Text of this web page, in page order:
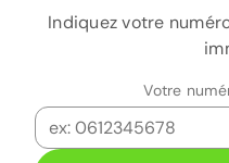
Indiquez votre
Votre